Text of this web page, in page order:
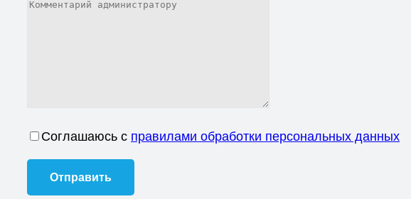
Соглашаюсь с правилами обработки персональных данных